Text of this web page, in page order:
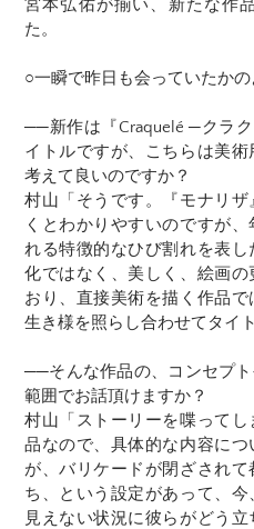
宮本弘佑が揃い、新たな作
た。
○一瞬で昨日も会っていたか
──新作は『Craquelé ─クラ
イトルですが、こちらは美
考えて良いのですか？
村山「そうです。『モナリ
くとわかりやすいのですが
れる特徴的なひび割れを表
化ではなく、美しく、絵画
おり、直接美術を描く作品
生き様を照らし合わせてタイ
──そんな作品の、コンセプ
範囲でお話頂けますか？
村山「ストーリーを喋って
品なので、具体的な内容に
が、バリケードが閉ざされ
ち、という設定があって、
見えない状況に彼らがどう